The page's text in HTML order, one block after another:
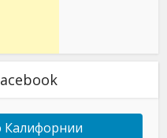
Калифорнии